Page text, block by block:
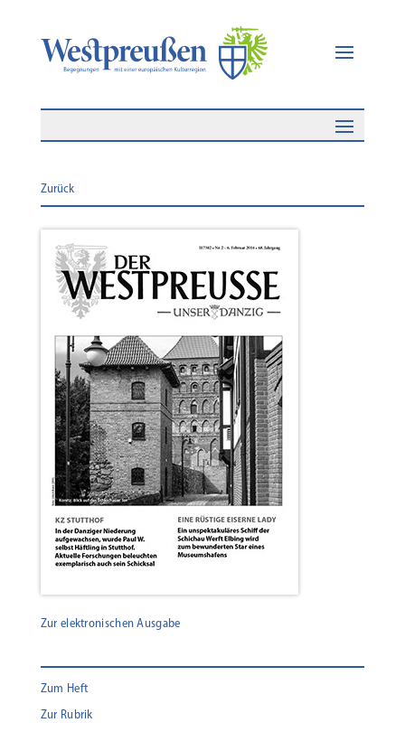
Zurück
Zur elektronischen Ausgabe
Zum Heft
Zur Rubrik